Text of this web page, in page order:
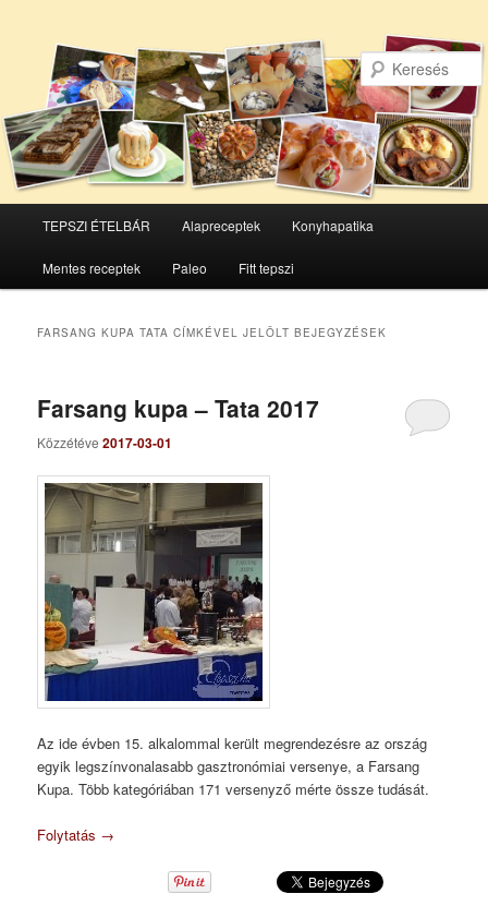
Tovább
az
Tovább
a
TEPSZI ÉTELBÁR Alapreceptek Konyhapatika
Mentes receptek Paleo Fitt tepszi
FARSANG KUPA TATA CÍMKÉVEL JELÖLT BEJEGYZÉSEK
Farsang kupa – Tata 2017
Közzétéve2017-03-01
Az ide évben 15. alkalommal került megrendezésre az ország
egyik legszínvonalasabb gasztronómiai versenye, a Farsang
Kupa. Több kategóriában 171 versenyző mérte össze tudását.
Folytatás →